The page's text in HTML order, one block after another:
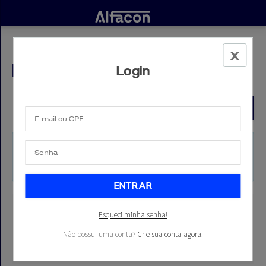
Meu Carrinho
ENTRAR CRIAR CONTA
Cursos por carreira
Login
ENTRAR
Esqueci minha senha!
Não possui uma conta? Crie sua conta agora.